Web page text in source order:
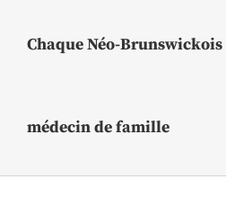
Chaque Néo-
médecin de famille